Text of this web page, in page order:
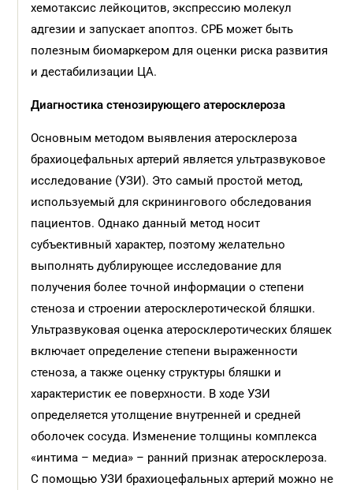
хемотаксис лейкоцитов, экспрессию молекул
адгезии и запускает апоптоз. СРБ может быть
полезным биомаркером для оценки риска развития
и дестабилизации ЦА.
Диагностика стенозирующего атеросклероза
Основным методом выявления атеросклероза
брахиоцефальных артерий является ультразвуковое
исследование (УЗИ). Это самый простой метод,
используемый для скринингового обследования
пациентов. Однако данный метод носит
субъективный характер, поэтому желательно
выполнять дублирующее исследование для
получения более точной информации о степени
стеноза и строении атеросклеротической бляшки.
Ультразвуковая оценка атеросклеротических бляшек
включает определение степени выраженности
стеноза, а также оценку структуры бляшки и
характеристик ее поверхности. В ходе УЗИ
определяется утолщение внутренней и средней
оболочек сосуда. Изменение толщины комплекса
«интима – медиа» – ранний признак атеросклероза.
С помощью УЗИ брахиоцефальных артерий можно не